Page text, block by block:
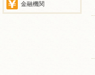
金融機関